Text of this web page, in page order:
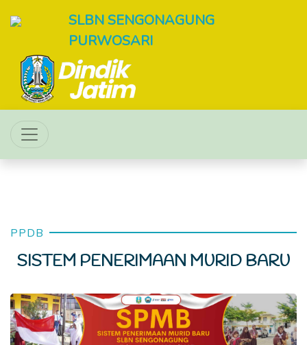
SLBN SENGONAGUNG
PURWOSARI
PPDB
SISTEM PENERIMAAN MURID BARU